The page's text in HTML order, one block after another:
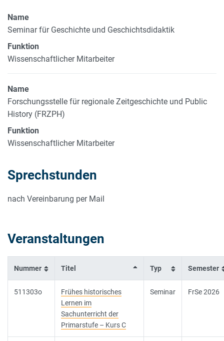
Name
Seminar für Geschichte und Geschichtsdidaktik
Funktion
Wissenschaftlicher Mitarbeiter
Name
Forschungsstelle für regionale Zeitgeschichte und Public
History (FRZPH)
Funktion
Wissenschaftlicher Mitarbeiter
Sprechstunden
nach Vereinbarung per Mail
Veranstaltungen
Nummer Titel Typ Semester
511303o
Frühes historisches
Lernen im
Sachunterricht der
Primarstufe – Kurs C
Seminar FrSe 2026